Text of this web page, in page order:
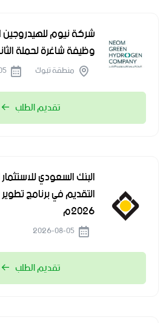
وظيفة شاغرة لحملة
منطقة تبوك
تقديم الطلب
البنك السعودي
التقديم في برنامج
2026م
تقديم الطلب